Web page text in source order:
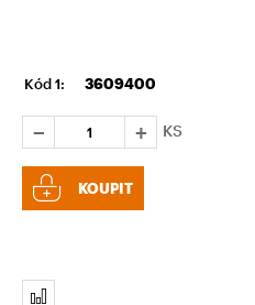
Kód 1:
3609400
KS
KOUPIT